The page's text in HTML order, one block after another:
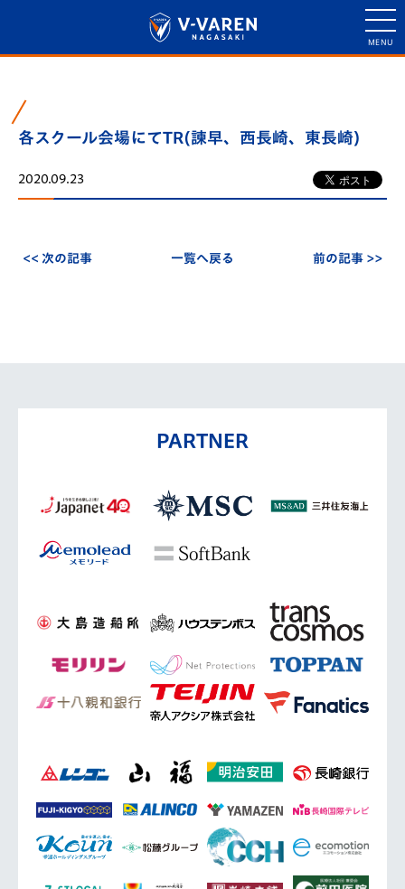
各スクール会場にてTR(諫早、西長崎、東長崎)
2020.09.23
<< 次の記事 一覧へ戻る 前の記事 >>
PARTNER